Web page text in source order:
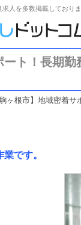
人を多数掲載しておりま
ート！長期
駒ヶ根市】地域密着
です。